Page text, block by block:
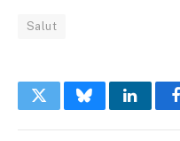
Salut
TwitterBluesky